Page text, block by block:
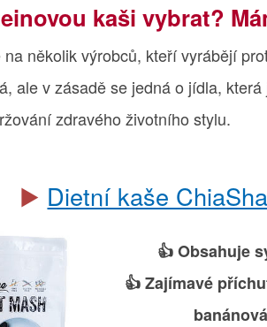
kaši vybrat?
několik výrobců, kteří vyrábějí
ale v zásadě se jedná o jídla,
zdravého životního stylu.
▶️ Dietní kaše
👍 Obsahuje
👍 Zajímavé